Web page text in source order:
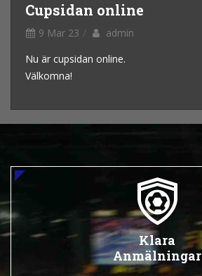
Cupsidan online
9 Mar 23
admin
Nu är cupsidan online.
Välkomna!
Klara
Anmälningar